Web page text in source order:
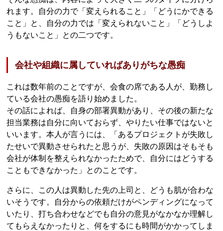
れます。自分の力で「変えられること」「どうにかできる
こと」と、自分の力では「変えられないこと」「どうしよ
うもないこと」との二つです。
会社や組織に属していればありがちな愚痴
これは数年前のことですが、会食の席である人が、勤務し
ている会社の愚痴を語り始めました。
その話によれば、自身の部署異動があり、その後の新たな
担当業務は自分に向いておらず、やりたい仕事ではないと
いいます。本人が言うには、「あるプロジェクトが失敗し
たせいで異動させられたと思うが、失敗の原因はそもそも
会社が体制を整えられなかったためで、自分にはどうする
こともできなかった」とのことです。
さらに、この人は異動した先の上司と、どうも肌が合わな
いそうです。自分からの依頼だけがペンディングになって
いたり、打ち合わせなどでも自分の意見がなかなか理解し
てもらえなかったりと、何をするにも時間がかかってしま